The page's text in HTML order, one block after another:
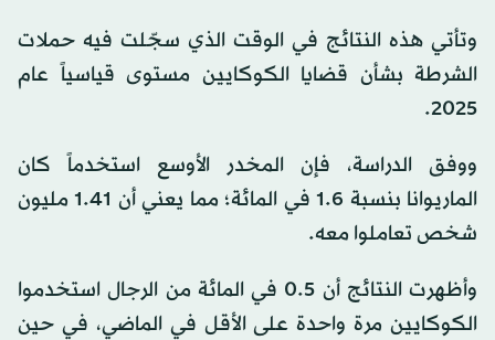
وتأتي هذه النتائج في الوقت الذي سجّلت فيه حملات
الشرطة بشأن قضايا الكوكايين مستوى قياسياً عام
2025.
ووفق الدراسة، فإن المخدر الأوسع استخدماً كان
الماريوانا بنسبة 1.6 في المائة؛ مما يعني أن 1.41 مليون
شخص تعاملوا معه.
وأظهرت النتائج أن 0.5 في المائة من الرجال استخدموا
الكوكايين مرة واحدة على الأقل في الماضي، في حين